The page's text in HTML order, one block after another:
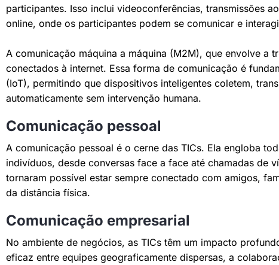
participantes. Isso inclui videoconferências, transmissões
online, onde os participantes podem se comunicar e
A comunicação máquina a máquina (M2M), que envolve a
conectados à internet. Essa forma de comunicação é
(IoT), permitindo que dispositivos inteligentes coletem,
automaticamente sem intervenção humana.
Comunicação pessoal
A comunicação pessoal é o cerne das TICs. Ela engloba
indivíduos, desde conversas face a face até chamadas de
tornaram possível estar sempre conectado com amigos,
da distância física.
Comunicação empresarial
No ambiente de negócios, as TICs têm um impacto
eficaz entre equipes geograficamente dispersas, a